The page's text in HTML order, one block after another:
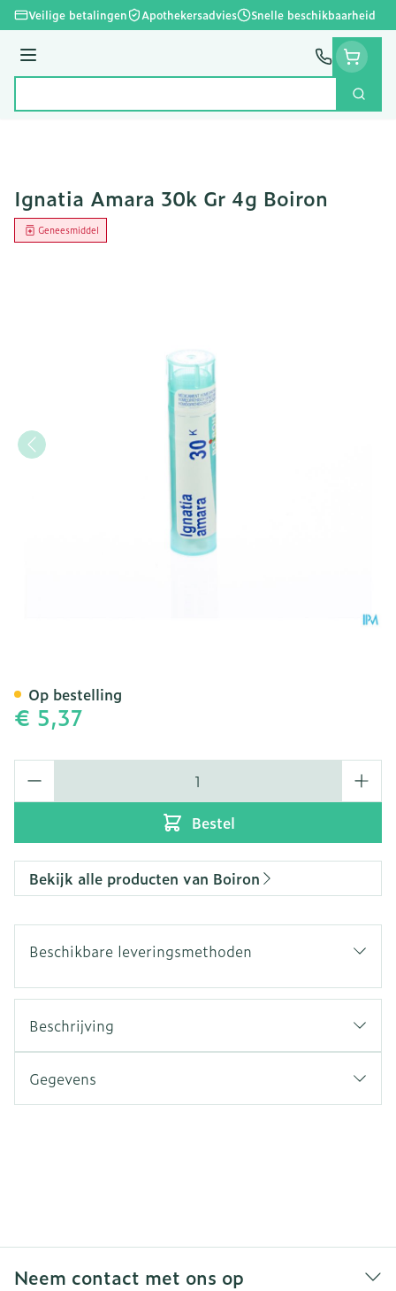
Ga naar de inhoud
Veilige betalingen Apothekersadvies Snelle beschikbaarheid
Menu
Zoek
Ignatia Amara 30k Gr 4g Boiron
Geneesmiddel
€ 5,37
Bestel
Op bestelling
Bekijk alle producten van Boiron
Beschikbare leveringsmethoden
Beschrijving
Gegevens
Neem contact met ons op